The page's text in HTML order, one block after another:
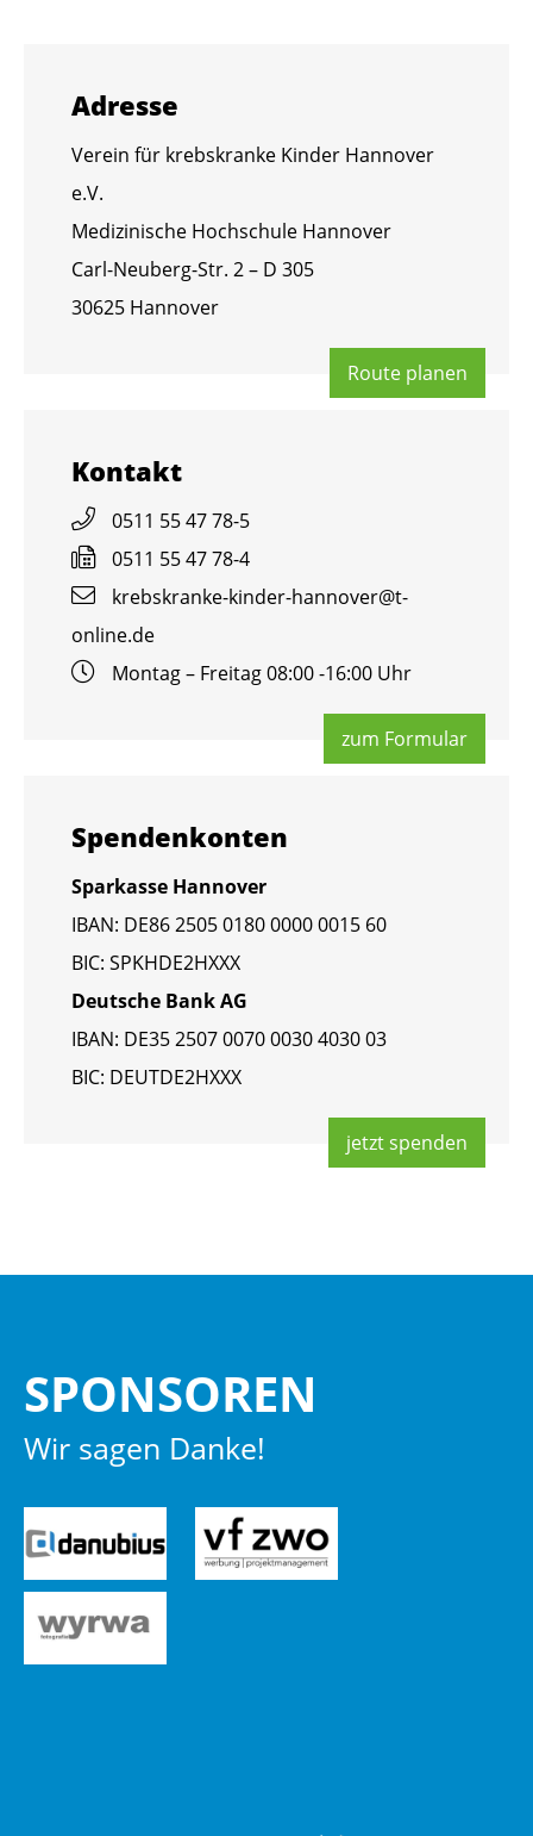
Adres­se
Ver­ein für krebs­kran­ke Kin­der Han­no­ver
e.V.
Me­di­zi­ni­sche Hoch­schu­le Han­no­ver
Carl-Neu­berg-Str. 2 – D 305
30625 Han­no­ver
Route pla­nen
Kon­takt
0511 55 47 78-5
0511 55 47 78-4
krebs­kran­ke-kin­der-han­no­ver@​t-​
online.​de
Mon­tag – Frei­tag 08:00 -16:00 Uhr
zum For­mu­lar
Spen­den­kon­ten
Spar­kas­se Han­no­ver
IBAN: DE86 2505 0180 0000 0015 60
BIC: SPKHDE2HXXX
Deut­sche Bank AG
IBAN: DE35 2507 0070 0030 4030 03
BIC: DEUT­DE2HXXX
jetzt spen­den
SPON­SO­REN
Wir sagen Danke!